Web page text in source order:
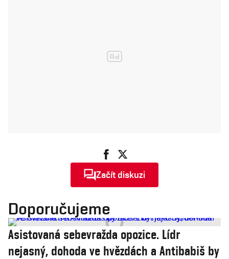
Začít diskuzi
Doporučujeme
Asistovaná sebevražda opozice. Lídr
nejasný, dohoda ve hvězdách a Antibabiš by